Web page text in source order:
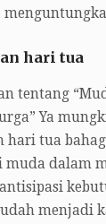
hari tua
tentang
Ya
hari tua
muda dalam
menjadi